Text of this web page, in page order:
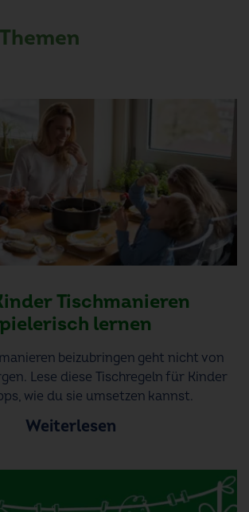
Tischmanieren
lernen
beizubringen geht nicht von
Lese diese Tischregeln für Kinder
wie du sie umsetzen kannst.
Weiterlesen